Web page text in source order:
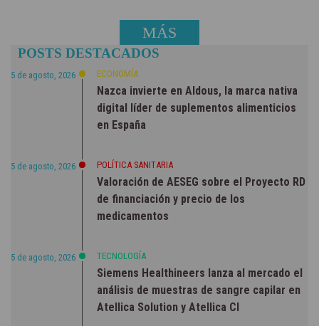
MÁS
NOTICIAS
POSTS DESTACADOS
5 de agosto, 2026 ECONOMÍA
Nazca invierte en Aldous, la marca nativa
digital líder de suplementos alimenticios
en España
5 de agosto, 2026 POLÍTICA SANITARIA
Valoración de AESEG sobre el Proyecto RD
de financiación y precio de los
medicamentos
5 de agosto, 2026 TECNOLOGÍA
Siemens Healthineers lanza al mercado el
análisis de muestras de sangre capilar en
Atellica Solution y Atellica CI